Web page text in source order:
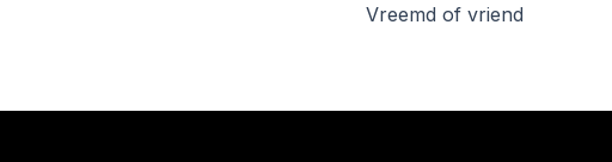
Vreemd of vriend